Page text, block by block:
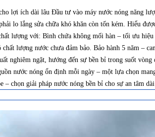
lợi ích dài lâu Đầu tư vào máy nước nóng năng
lo lắng sửa chữa khó khăn còn tốn kém. Hiểu
lượng với: Bình chứa không mối hàn – tối ưu hiệu
lượng nước chưa đảm bảo. Bảo hành 5 năm –
nghiêm ngặt, hướng đến sự bền bỉ trong suốt
nước nóng ổn định mỗi ngày – một lựa chọn
chọn giải pháp nước nóng bền bỉ cho sự an tâm